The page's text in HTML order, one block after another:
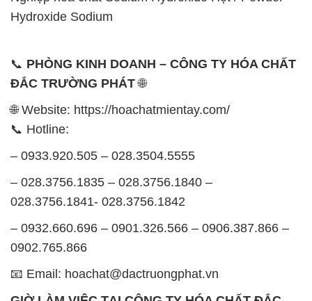
📧 Email: hoachat@dactruongphat.vn
TRƯỜNG PHÁT
Thời gian làm việctại Hóa Chất Đắc Trường Phát
được tổ chức như sau:
Thứ 2 đến thứ 6: Buổi sáng: từ 8h đến 11h – Buổi
chiều: từ 12h30 đến 17h
Thứ 7: Buổi sáng: từ 8h đến 11h – Buổi chiều: từ
12h30 đến 16h
Chủ nhật: Nghỉ chủ nhật hàng tuần
Chúng tôi rất trân trọng thời gian và cam kết tuân
thủ giờ làm việc để đảm bảo sự hỗ trợ tốt nhất cho
khách hàng và đảm bảo hiệu suất công việc cao